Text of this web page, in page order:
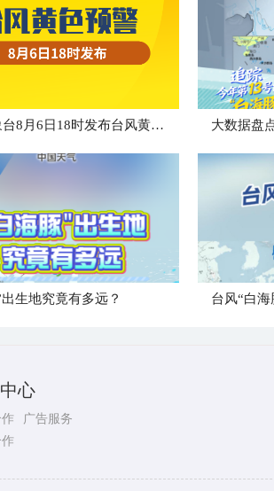
中央气象台8月6日18时发布台风黄色预警 大数据盘
生地究竟有多远？ 台风“白海
心
广告服务